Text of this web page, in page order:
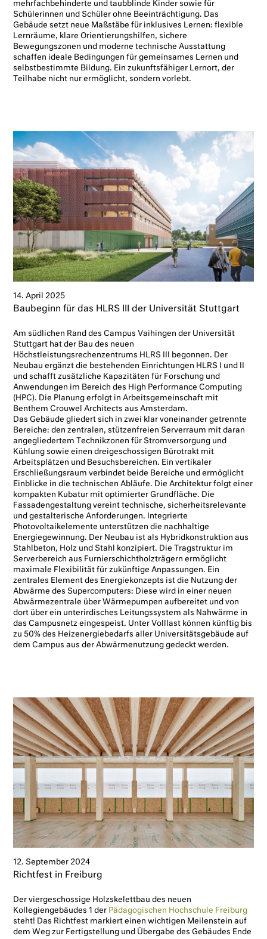
mehrfachbehinderte und taubblinde Kinder sowie für
Schülerinnen und Schüler ohne Beeinträchtigung. Das
Gebäude setzt neue Maßstäbe für inklusives Lernen: flexible
Lernräume, klare Orientierungshilfen, sichere
Bewegungszonen und moderne technische Ausstattung
schaffen ideale Bedingungen für gemeinsames Lernen und
selbstbestimmte Bildung. Ein zukunftsfähiger Lernort, der
Teilhabe nicht nur ermöglicht, sondern vorlebt.
14. April 2025
Baubeginn für das HLRS III der Universität Stuttgart
Am südlichen Rand des Campus Vaihingen der Universität
Stuttgart hat der Bau des neuen
Höchstleistungsrechenzentrums HLRS III begonnen. Der
Neubau ergänzt die bestehenden Einrichtungen HLRS I und II
und schafft zusätzliche Kapazitäten für Forschung und
Anwendungen im Bereich des High Performance Computing
(HPC). Die Planung erfolgt in Arbeitsgemeinschaft mit
Benthem Crouwel Architects aus Amsterdam.
Das Gebäude gliedert sich in zwei klar voneinander getrennte
Bereiche: den zentralen, stützenfreien Serverraum mit daran
angegliedertem Technikzonen für Stromversorgung und
Kühlung sowie einen dreigeschossigen Bürotrakt mit
Arbeitsplätzen und Besuchsbereichen. Ein vertikaler
Erschließungsraum verbindet beide Bereiche und ermöglicht
Einblicke in die technischen Abläufe. Die Architektur folgt einer
kompakten Kubatur mit optimierter Grundfläche. Die
Fassadengestaltung vereint technische, sicherheitsrelevante
und gestalterische Anforderungen. Integrierte
Photovoltaikelemente unterstützen die nachhaltige
Energiegewinnung. Der Neubau ist als Hybridkonstruktion aus
Stahlbeton, Holz und Stahl konzipiert. Die Tragstruktur im
Serverbereich aus Furnierschichtholzträgern ermöglicht
maximale Flexibilität für zukünftige Anpassungen. Ein
zentrales Element des Energiekonzepts ist die Nutzung der
Abwärme des Supercomputers: Diese wird in einer neuen
Abwärmezentrale über Wärmepumpen aufbereitet und von
dort über ein unterirdisches Leitungssystem als Nahwärme in
das Campusnetz eingespeist. Unter Volllast können künftig bis
zu 50% des Heizenergiebedarfs aller Universitätsgebäude auf
dem Campus aus der Abwärmenutzung gedeckt werden.
12. September 2024
Richtfest in Freiburg
Der viergeschossige Holzskelettbau des neuen
Kollegiengebäudes 1 der Pädagogischen Hochschule Freiburg
steht! Das Richtfest markiert einen wichtigen Meilenstein auf
dem Weg zur Fertigstellung und Übergabe des Gebäudes Ende